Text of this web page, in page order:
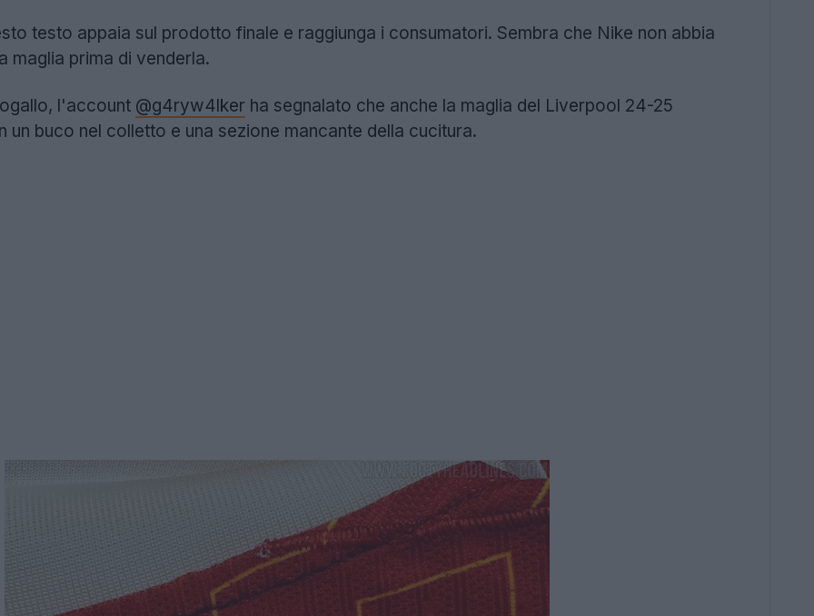
testo appaia sul prodotto finale e raggiunga i consumatori. Sembra che Nike non abbia
maglia prima di venderla.
l'account @g4ryw4lker ha segnalato che anche la maglia del Liverpool 24-25
un buco nel colletto e una sezione mancante della cucitura.